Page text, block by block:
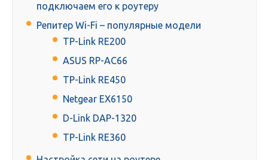
подключаем его к роутеру
Репитер Wi-Fi – популярные модели
TP-Link RE200
ASUS RP-AC66
TP-Link RE450
Netgear EX6150
D-Link DAP-1320
TP-Link RE360